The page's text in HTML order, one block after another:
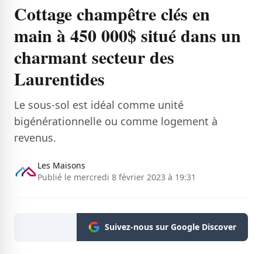
Cottage champêtre clés en
main à 450 000$ situé dans un
charmant secteur des
Laurentides
Le sous-sol est idéal comme unité
bigénérationnelle ou comme logement à
revenus.
Les Maisons
Publié le mercredi 8 février 2023 à 19:31
Suivez-nous sur Google Discover